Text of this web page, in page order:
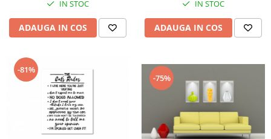
IN STOC
ADAUGA IN COS
IN STOC
ADAUGA IN COS
-81%
-75%